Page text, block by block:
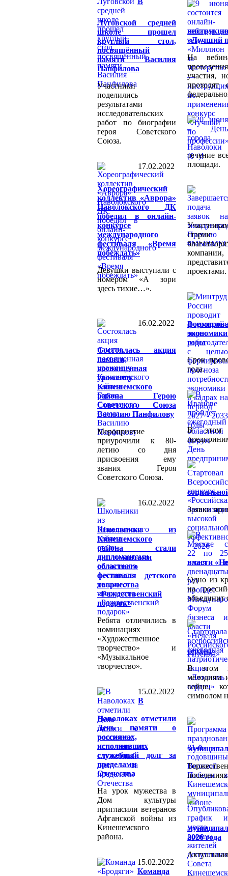
Луговской средней
школе прошел
круглый стол,
посвящённый
памяти Василия
Панфилова
Участники
поделились
результатами
исследовательских
работ по биографии
героя Советского
Союза.
17.02.2022
Хореографический
коллектив «Аврора»
Наволокского ДК
победил в онлайн-
конкурсе
международного
фестиваля «Время
побеждать»
Девушки выступали с
номером «А зори
здесь тихие…».
16.02.2022
Состоялась акция
памяти,
посвященная
уроженцу
Кинешемского
района Герою
Советского Союза
Василию Панфилову
Мероприятие
приурочили к 80-
летию со дня
присвоения ему
звания Героя
Советского Союза.
16.02.2022
Школьники из
Кинешемского
района стали
дипломантами
областного
фестиваля детского
творчества
«Рождественский
подарок»
Ребята отличились в
номинациях
«Художественное
творчество» и
«Музыкальное
творчество».
15.02.2022
В
Наволоках отметили
День памяти о
россиянах,
исполнявших
служебный долг за
пределами
Отечества
На урок мужества в
Дом культуры
пригласили ветеранов
Афганской войны из
Кинешемского
района.
15.02.2022
Команда
«Лучший
На
участия,
проходят
течение
площади.
старше
проектами.
годы
Срок
года.
В этом
Заявки
власти
Одно из
на
объединит
сердец»
В этом
мелодиям
войне,
символом
2026 года